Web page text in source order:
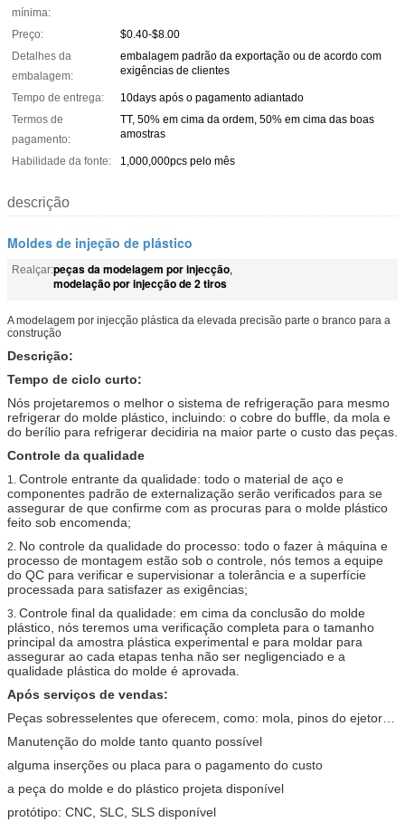
mínima:
Preço:
$0.40-$8.00
Detalhes da
embalagem:
embalagem padrão da exportação ou de acordo com
exigências de clientes
Tempo de entrega:
10days após o pagamento adiantado
Termos de
pagamento:
TT, 50% em cima da ordem, 50% em cima das boas
amostras
Habilidade da fonte: 1,000,000pcs pelo mês
descrição
Moldes de injeção de plástico
Realçar:peças da modelagem por injecção,
modelação por injecção de 2 tiros
A modelagem por injecção plástica da elevada precisão parte o branco para a
construção
Descrição:
Tempo de ciclo curto:
Nós projetaremos o melhor o sistema de refrigeração para mesmo
refrigerar do molde plástico, incluindo: o cobre do buffle, da mola e
do berílio para refrigerar decidiria na maior parte o custo das peças.
Controle da qualidade
1. Controle entrante da qualidade: todo o material de aço e
componentes padrão de externalização serão verificados para se
assegurar de que confirme com as procuras para o molde plástico
feito sob encomenda;
2. No controle da qualidade do processo: todo o fazer à máquina e
processo de montagem estão sob o controle, nós temos a equipe
do QC para verificar e supervisionar a tolerância e a superfície
processada para satisfazer as exigências;
3. Controle final da qualidade: em cima da conclusão do molde
plástico, nós teremos uma verificação completa para o tamanho
principal da amostra plástica experimental e para moldar para
assegurar ao cada etapas tenha não ser negligenciado e a
qualidade plástica do molde é aprovada.
Após serviços de vendas:
Peças sobresselentes que oferecem, como: mola, pinos do ejetor…
Manutenção do molde tanto quanto possível
alguma inserções ou placa para o pagamento do custo
a peça do molde e do plástico projeta disponível
protótipo: CNC, SLC, SLS disponível